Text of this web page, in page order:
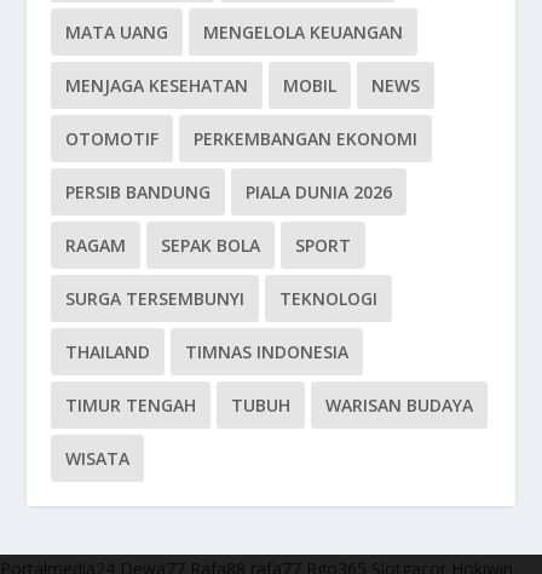
MATA UANG MENGELOLA KEUANGAN
MENJAGA KESEHATAN MOBIL NEWS
OTOMOTIF PERKEMBANGAN EKONOMI
PERSIB BANDUNG PIALA DUNIA 2026
RAGAM SEPAK BOLA SPORT
SURGA TERSEMBUNYI TEKNOLOGI
THAILAND TIMNAS INDONESIA
TIMUR TENGAH TUBUH WARISAN BUDAYA
WISATA
Portalmedia24 Dewa77 Rafa88 rafa77 Rgo365 Slotgacor Hokiwin